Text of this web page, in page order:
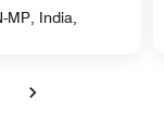
India,